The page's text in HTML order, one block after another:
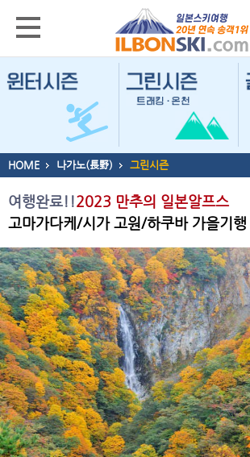
HOME 나가노(長野) 그린시즌
여행완료!!2023 만추의 일본알프스
고마가다케/시가 고원/하쿠바 가을기